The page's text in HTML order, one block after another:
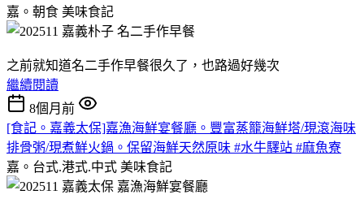
嘉。朝食 美味食記
之前就知道名二手作早餐很久了，也路過好幾次
繼續閱讀
8個月前
[食記。嘉義太保]嘉漁海鮮宴餐廳。豐富蒸籠海鮮塔/現滾海味
排骨粥/現煮鮮火鍋。保留海鮮天然原味 #水牛驛站 #麻魚寮
嘉。台式.港式.中式 美味食記